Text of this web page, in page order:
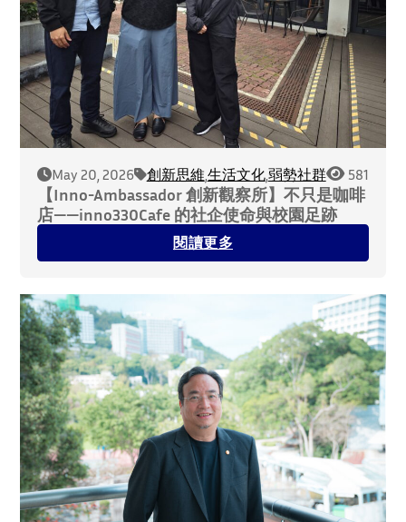
May 20, 2026 創新思維 生活文化,弱勢社群 581
【Inno-Ambassador 創新觀察所】不只是咖啡
店——inno330Cafe 的社企使命與校園足跡
閱讀更多